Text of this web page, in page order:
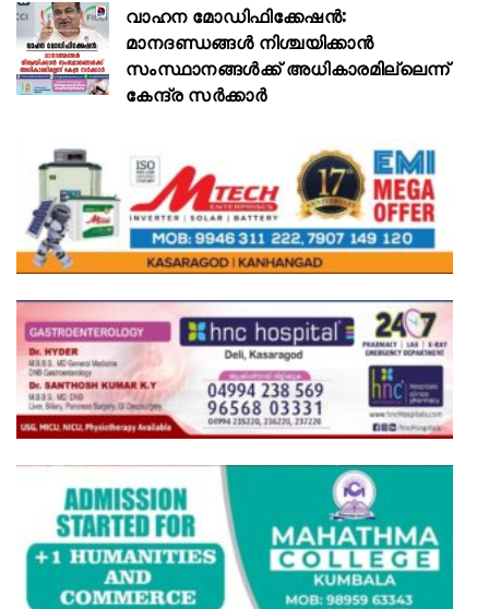
വാഹന മോഡിഫിക്കേഷൻ:
മാനദണ്ഡങ്ങൾ നിശ്ചയിക്കാൻ
സംസ്ഥാനങ്ങൾക്ക് അധികാരമില്ലെന്ന്
കേന്ദ്ര സർക്കാർ